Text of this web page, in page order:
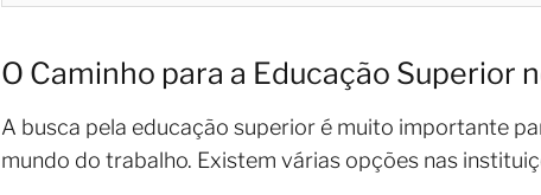
O Caminho para a Educação Superior
A busca pela educação superior é muito importante
mundo do trabalho. Existem várias opções nas